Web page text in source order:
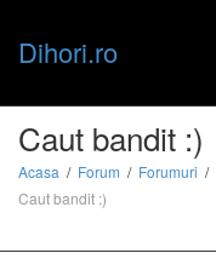
Dihori.ro
Caut bandit :)
Acasa Forum Forumuri
Caut bandit :)